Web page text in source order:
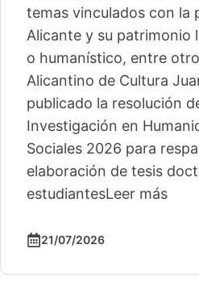
temas vinculados con la
Alicante y su patrimonio
o humanístico, entre
Alicantino de Cultura
publicado la resolución
Investigación en
Sociales 2026 para
elaboración de tesis
estudiantesLeer más
21/07/2026